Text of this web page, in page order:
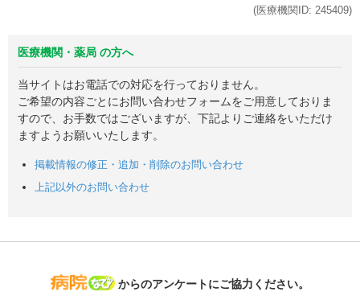
(医療機関ID: 245409)
医療機関・薬局 の方へ
当サイトはお電話での対応を行っておりません。
ご希望の内容ごとにお問い合わせフォームをご用意しておりま
すので、お手数ではございますが、下記よりご連絡をいただけ
ますようお願いいたします。
掲載情報の修正・追加・削除のお問い合わせ
上記以外のお問い合わせ
病院なび
からのアンケートにご協力ください。